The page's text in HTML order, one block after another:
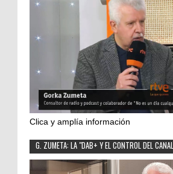
Clica y amplía información
G. ZUMETA: LA "DAB+ Y EL CONTROL DEL CANAL